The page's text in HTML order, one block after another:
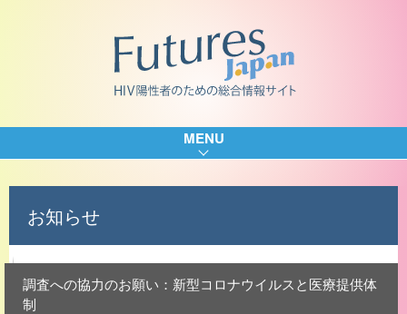
MENU
お知らせ
調査への協力のお願い：新型コロナウイルスと医療提供体
制